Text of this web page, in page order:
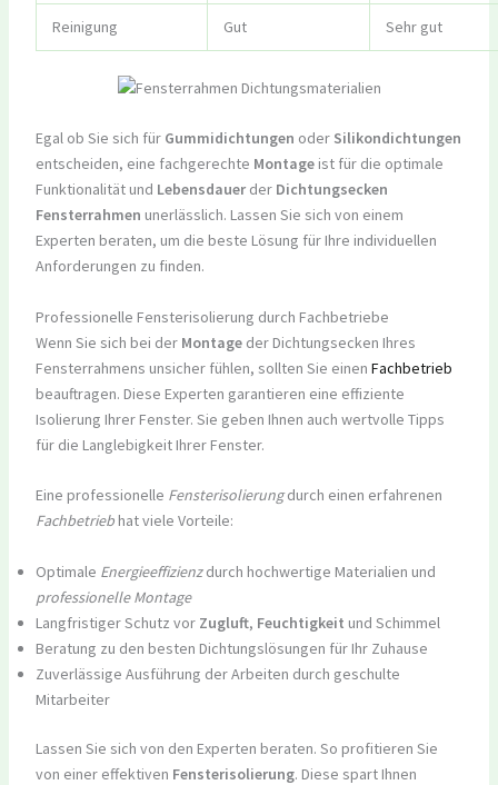
Reinigung Gut Sehr gut
Egal ob Sie sich für Gummidichtungen oder Silikondichtungen
entscheiden, eine fachgerechte Montageist für die optimale
Funktionalität und Lebensdauerder Dichtungsecken
Fensterrahmen unerlässlich. Lassen Sie sich von einem
Experten beraten, um die beste Lösung für Ihre individuellen
Anforderungen zu finden.
Professionelle Fensterisolierung durch Fachbetriebe
Wenn Sie sich bei der Montageder Dichtungsecken Ihres
Fensterrahmens unsicher fühlen, sollten Sie einen Fachbetrieb
beauftragen. Diese Experten garantieren eine effiziente
Isolierung Ihrer Fenster. Sie geben Ihnen auch wertvolle Tipps
für die Langlebigkeit Ihrer Fenster.
Eine professionelle Fensterisolierungdurch einen erfahrenen
Fachbetriebhat viele Vorteile:
Optimale Energieeffizienzdurch hochwertige Materialien und
professionelle Montage
Langfristiger Schutz vor Zugluft, Feuchtigkeit und Schimmel
Beratung zu den besten Dichtungslösungen für Ihr Zuhause
Zuverlässige Ausführung der Arbeiten durch geschulte
Mitarbeiter
Lassen Sie sich von den Experten beraten. So profitieren Sie
von einer effektiven Fensterisolierung. Diese spart Ihnen